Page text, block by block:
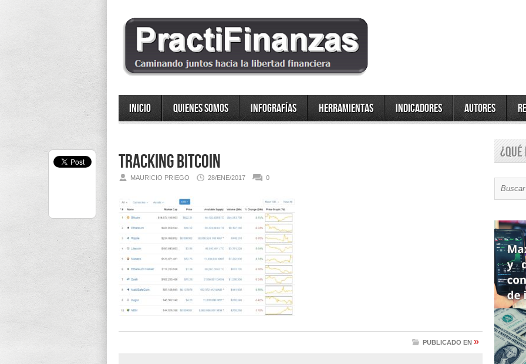
Inicio Quienes somos Infografías Herramientas Indicadores Autores
Tracking Bitcoin
MAURICIO PRIEGO 28/ENE/2017 0
PUBLICADO EN »